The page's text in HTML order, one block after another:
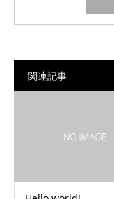
関連記事